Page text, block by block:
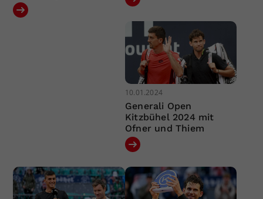
10.01.2024
Generali Open
Kitzbühel 2024 mit
Ofner und Thiem